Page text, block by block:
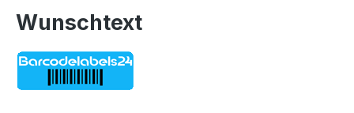
Wunschtext